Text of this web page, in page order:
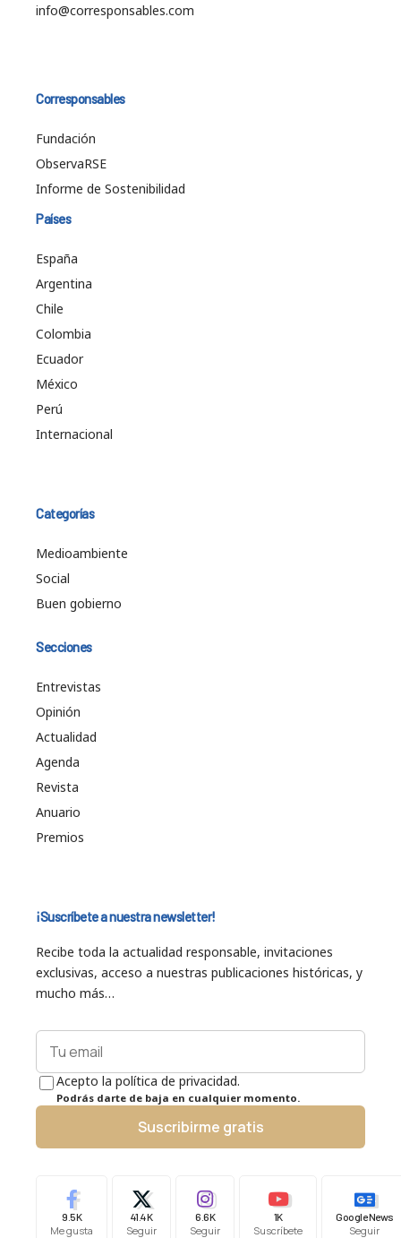
info@corresponsables.com
Corresponsables
Fundación
ObservaRSE
Informe de Sostenibilidad
Países
España
Argentina
Chile
Colombia
Ecuador
México
Perú
Internacional
Categorías
Medioambiente
Social
Buen gobierno
Secciones
Entrevistas
Opinión
Actualidad
Agenda
Revista
Anuario
Premios
¡Suscríbete a nuestra newsletter!
Recibe toda la actualidad responsable, invitaciones
exclusivas, acceso a nuestras publicaciones históricas, y
mucho más…
Acepto la política de privacidad.
Podrás darte de baja en cualquier momento.
Suscribirme gratis
9.5K
Me gusta
41.4K
Seguir
6.6K
Seguir
1K
Suscríbete
Google News
Seguir